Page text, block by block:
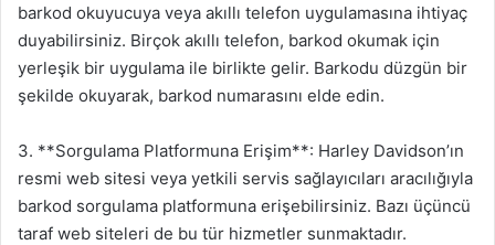
barkod okuyucuya veya akıllı telefon uygulamasına ihtiyaç
duyabilirsiniz. Birçok akıllı telefon, barkod okumak için
yerleşik bir uygulama ile birlikte gelir. Barkodu düzgün bir
şekilde okuyarak, barkod numarasını elde edin.
3. **Sorgulama Platformuna Erişim**: Harley Davidson’ın
resmi web sitesi veya yetkili servis sağlayıcıları aracılığıyla
barkod sorgulama platformuna erişebilirsiniz. Bazı üçüncü
taraf web siteleri de bu tür hizmetler sunmaktadır.